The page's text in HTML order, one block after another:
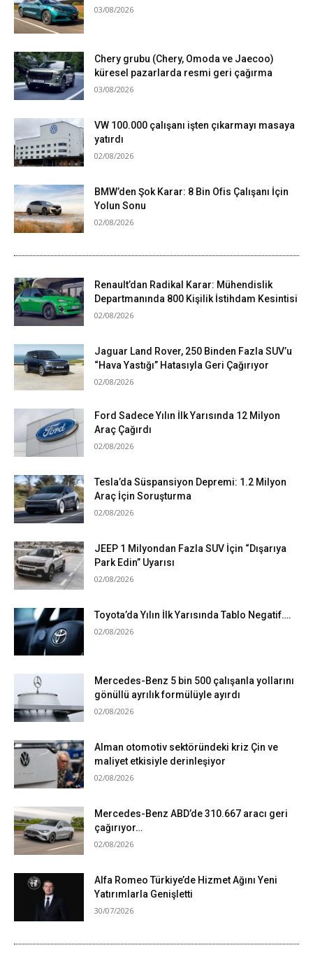
03/08/2026
Chery grubu (Chery, Omoda ve Jaecoo)
küresel pazarlarda resmi geri çağırma
03/08/2026
VW 100.000 çalışanı işten çıkarmayı masaya
yatırdı
02/08/2026
BMW’den Şok Karar: 8 Bin Ofis Çalışanı İçin
Yolun Sonu
02/08/2026
Renault’dan Radikal Karar: Mühendislik
Departmanında 800 Kişilik İstihdam Kesintisi
02/08/2026
Jaguar Land Rover, 250 Binden Fazla SUV’u
“Hava Yastığı” Hatasıyla Geri Çağırıyor
02/08/2026
Ford Sadece Yılın İlk Yarısında 12 Milyon
Araç Çağırdı
02/08/2026
Tesla’da Süspansiyon Depremi: 1.2 Milyon
Araç İçin Soruşturma
02/08/2026
JEEP 1 Milyondan Fazla SUV İçin “Dışarıya
Park Edin” Uyarısı
02/08/2026
Toyota’da Yılın İlk Yarısında Tablo Negatif….
02/08/2026
Mercedes-Benz 5 bin 500 çalışanla yollarını
gönüllü ayrılık formülüyle ayırdı
02/08/2026
Alman otomotiv sektöründeki kriz Çin ve
maliyet etkisiyle derinleşiyor
02/08/2026
Mercedes-Benz ABD’de 310.667 aracı geri
çağırıyor…
02/08/2026
Alfa Romeo Türkiye’de Hizmet Ağını Yeni
Yatırımlarla Genişletti
30/07/2026